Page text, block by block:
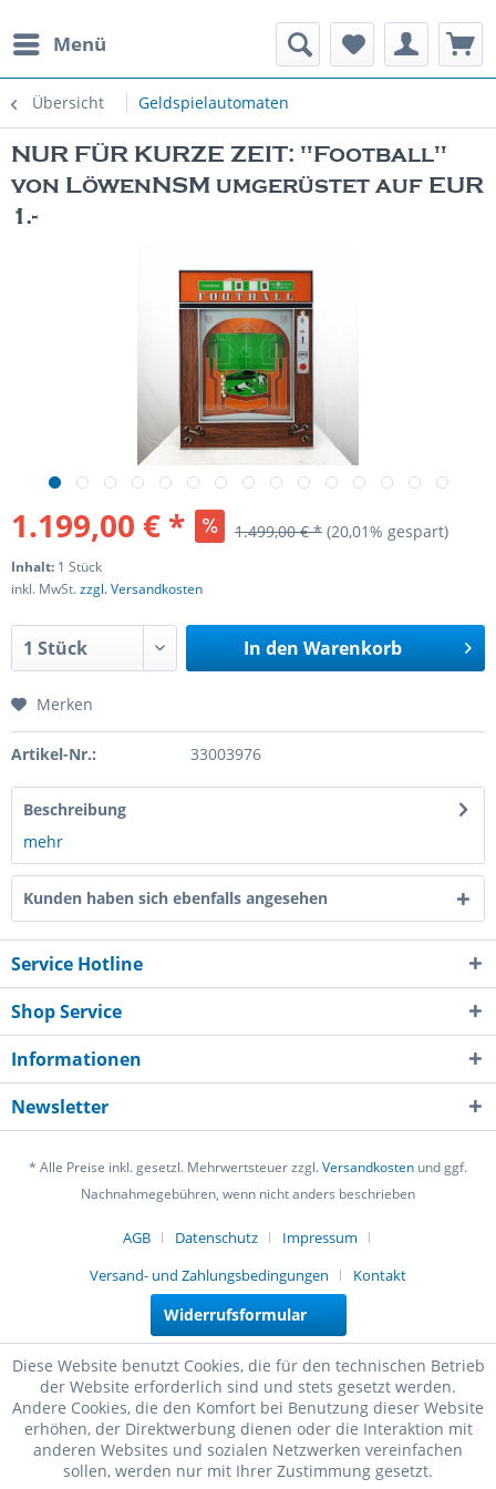
Menü
Übersicht Geldspielautomaten
Spielautomaten
NUR FÜR KURZE ZEIT: "Football"
von LöwenNSM umgerüstet auf EUR
1.-
1.199,00 € * 1.499,00 € * (20,01% gespart)
Inhalt: 1 Stück
inkl. MwSt.zzgl. Versandkosten
In den Warenkorb
Merken
Artikel-Nr.: 33003976
Beschreibung
mehr
Kunden haben sich ebenfalls angesehen
Service Hotline
Shop Service
Informationen
Newsletter
* Alle Preise inkl. gesetzl. Mehrwertsteuer zzgl.Versandkosten und ggf.
Nachnahmegebühren, wenn nicht anders beschrieben
AGB Datenschutz
Impressum
Versand- und Zahlungsbedingungen
Kontakt
Widerrufsformular
Diese Website benutzt Cookies, die für den technischen Betrieb
der Website erforderlich sind und stets gesetzt werden.
Andere Cookies, die den Komfort bei Benutzung dieser Website
erhöhen, der Direktwerbung dienen oder die Interaktion mit
anderen Websites und sozialen Netzwerken vereinfachen
sollen, werden nur mit Ihrer Zustimmung gesetzt.